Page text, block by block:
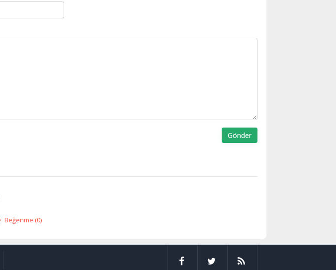
Gönder
Beğenme (0)